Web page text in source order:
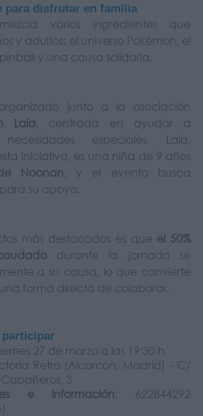
para disfrutar en familia
varios ingredientes que
y adultos: el universo Pokémon, el
y una causa solidaria.
junto a la asociación
Laia , centrada en ayudar a
especiales. Laia,
iniciativa, es una niña de 9 años
Noonan , y el evento busca
su apoyo.
más destacados es que el 50%
durante la jornada se
a su causa, lo que convierte
forma directa de colaborar.
participar
27 de marzo a las 19:30 h
Retro (Alcorcón, Madrid) - C/
3
e información: 622844292